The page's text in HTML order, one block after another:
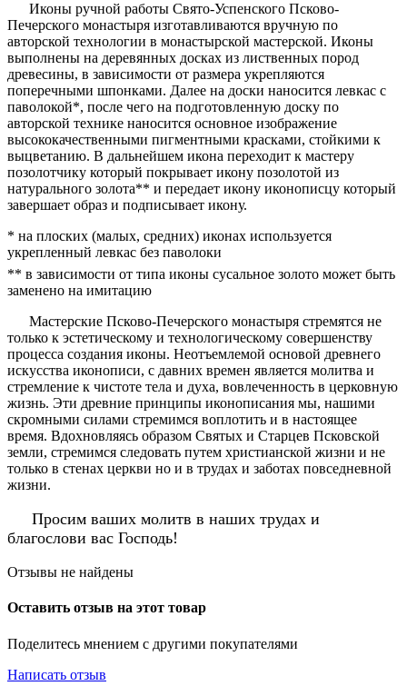
Иконы ручной работы Свято-Успенского Псково-
Печерского монастыря изготавливаются вручную по
авторской технологии в монастырской мастерской. Иконы
выполнены на деревянных досках из лиственных пород
древесины, в зависимости от размера укрепляются
поперечными шпонками. Далее на доски наносится левкас с
паволокой*, после чего на подготовленную доску по
авторской технике наносится основное изображение
высококачественными пигментными красками, стойкими к
выцветанию. В дальнейшем икона переходит к мастеру
позолотчику который покрывает икону позолотой из
натурального золота** и передает икону иконописцу который
завершает образ и подписывает икону.
* на плоских (малых, средних) иконах используется
укрепленный левкас без паволоки
** в зависимости от типа иконы сусальное золото может быть
заменено на имитацию
Мастерские Псково-Печерского монастыря стремятся не
только к эстетическому и технологическому совершенству
процесса создания иконы. Неотъемлемой основой древнего
искусства иконописи, с давних времен является молитва и
стремление к чистоте тела и духа, вовлеченность в церковную
жизнь. Эти древние принципы иконописания мы, нашими
скромными силами стремимся воплотить и в настоящее
время. Вдохновляясь образом Святых и Старцев Псковской
земли, стремимся следовать путем христианской жизни и не
только в стенах церкви но и в трудах и заботах повседневной
жизни.
Просим ваших молитв в наших трудах и
благослови вас Господь!
Отзывы не найдены
Оставить отзыв на этот товар
Поделитесь мнением с другими покупателями
Написать отзыв